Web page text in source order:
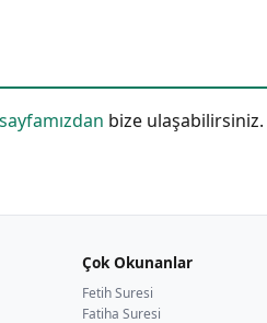
bize ulaşabilirsiniz.
Çok Okunanlar
Fetih Suresi
Fatiha Suresi